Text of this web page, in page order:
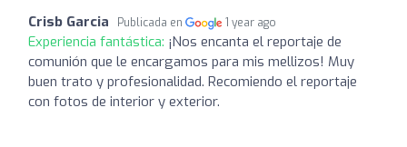
Crisb Garcia Publicada en 1 year ago
Experiencia fantástica: ¡Nos encanta el reportaje de
comunión que le encargamos para mis mellizos! Muy
buen trato y profesionalidad. Recomiendo el reportaje
con fotos de interior y exterior.